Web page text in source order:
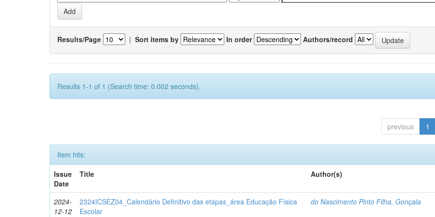
Results/Page | Sort items by In order Authors/record
Results 1-1 of 1 (Search time: 0.002 seconds).
previous 1
Item hits:
Issue
Date
Title Author(s)
2024-
12-12
2324ICSEZ04_Calendário Definitivo das etapas_área Educação Física
Escolar
do Nascimento Pinto Filha, Gonçala